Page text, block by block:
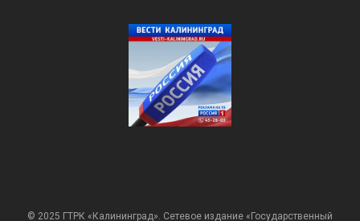
© 2025 ГТРК «Калининград». Сетевое издание «Государственный